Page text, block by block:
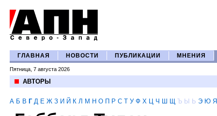
ГЛАВНАЯ НОВОСТИ ПУБЛИКАЦИИ МНЕНИЯ
Пятница, 7 августа 2026
АВТОРЫ
А Б В Г Д Е Ж З И Й К Л М Н О П Р С Т У Ф Х Ц Ч Ш Щ Ъ Ы Ь Э Ю Я